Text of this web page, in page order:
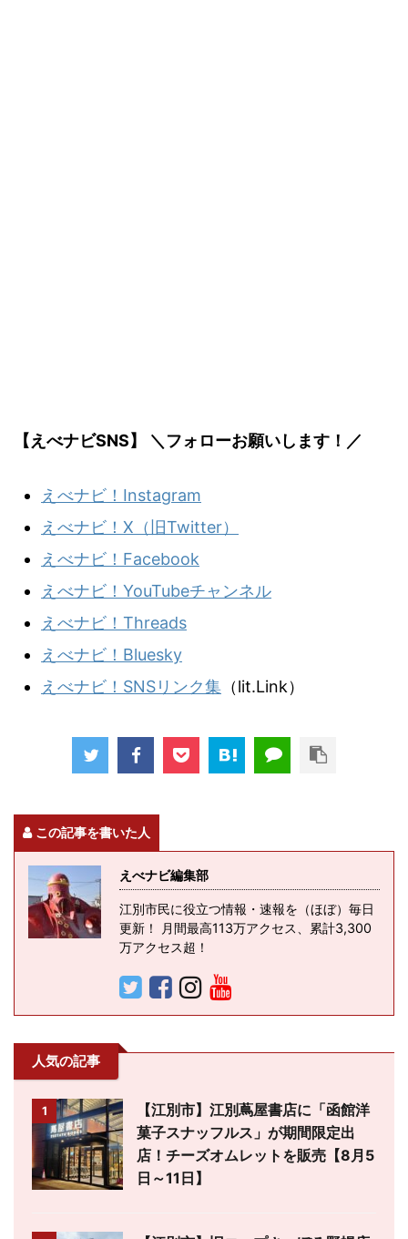
【えべナビSNS】 ＼フォローお願いします！／
えべナビ！Instagram
えべナビ！X（旧Twitter）
えべナビ！Facebook
えべナビ！YouTubeチャンネル
えべナビ！Threads
えべナビ！Bluesky
えべナビ！SNSリンク集 （lit.Link）
この記事を書いた人
えべナビ編集部
江別市民に役立つ情報・速報を（ほぼ）毎日
更新！ 月間最高113万アクセス、累計3,300
万アクセス超！
人気の記事
1
【江別市】江別蔦屋書店に「函館洋
菓子スナッフルス」が期間限定出
店！チーズオムレットを販売【8月5
日～11日】